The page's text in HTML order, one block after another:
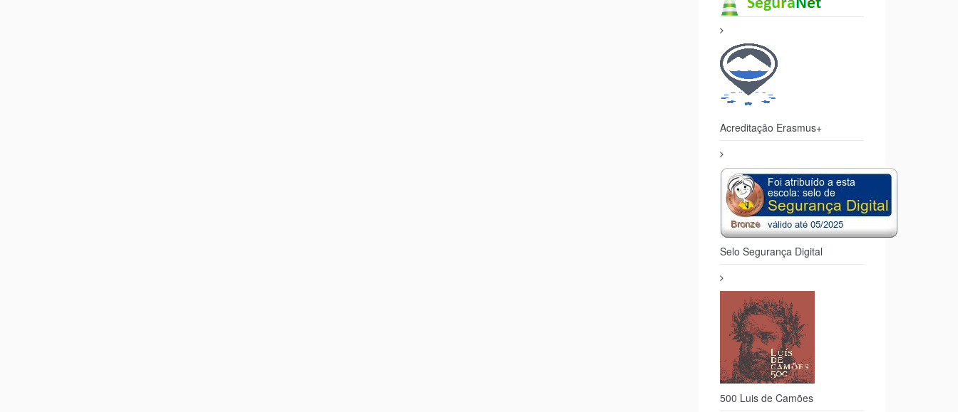
Acreditação Erasmus+
Selo Segurança Digital
500 Luis de Camões